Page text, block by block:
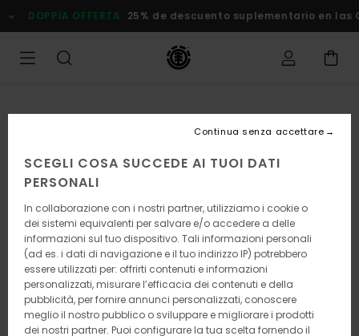
alle
informazioni
prodotto
DOPPIA OFFERTA 25% de descuento suplementario en
SCEGLI COSA SUCCEDE AI TUOI DATI
PERSONALI
In collaborazione con i nostri partner, utilizziamo i cookie o
dei sistemi equivalenti per salvare e/o accedere a delle
informazioni sul tuo dispositivo. Tali informazioni personali
(ad es. i dati di navigazione e il tuo indirizzo IP) potrebbero
essere utilizzati per: offrirti contenuti e informazioni
personalizzati, misurare l’efficacia dei contenuti e della
pubblicità, per fornire annunci personalizzati, conoscere
meglio il nostro pubblico o sviluppare e migliorare i prodotti
dei nostri partner. Puoi configurare la tua scelta fornendo il
Continua senza accettare